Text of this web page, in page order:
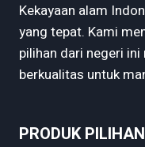
Kekayaan alam
yang tepat. Kami
pilihan dari negeri
berkualitas untuk
PRODUK PILIHAN